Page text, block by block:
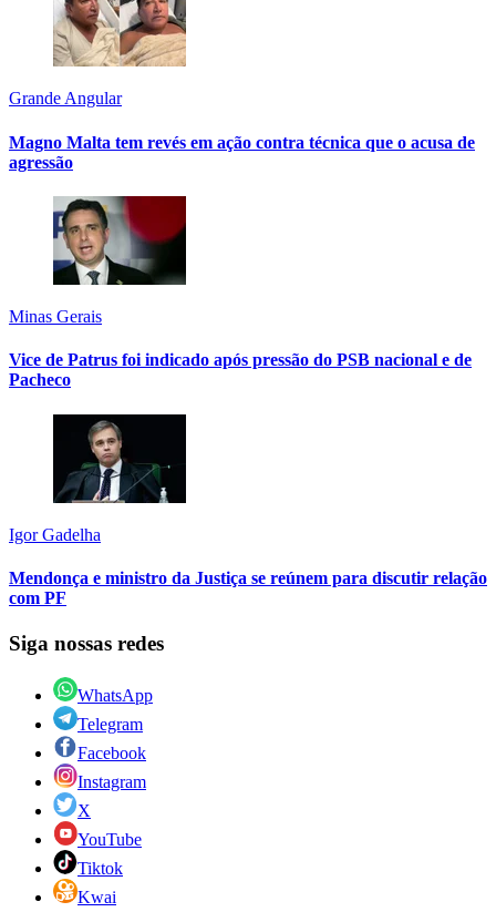
Grande Angular
Magno Malta tem revés em ação contra técnica que o acusa de
agressão
Minas Gerais
Vice de Patrus foi indicado após pressão do PSB nacional e de
Pacheco
Igor Gadelha
Mendonça e ministro da Justiça se reúnem para discutir relação
com PF
Siga nossas redes
WhatsApp
Telegram
Facebook
Instagram
X
YouTube
Tiktok
Kwai